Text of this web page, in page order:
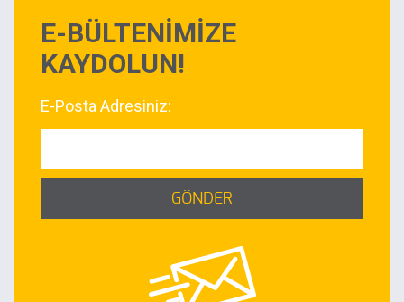
E-BÜLTENİMİZE
KAYDOLUN!
E-Posta Adresiniz:
GÖNDER